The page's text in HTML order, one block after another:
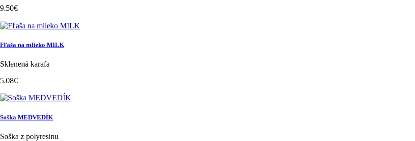
9.50€
Fľaša na mlieko MILK
Sklenená karafa
5.08€
Soška MEDVEDÍK
Soška z polyresinu